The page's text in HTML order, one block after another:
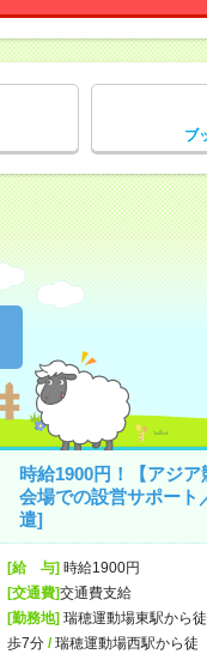
ブ
時給1900円！【アジ
会場での設営サポート
遣]
[給 与]時給1900円
[交通費]交通費支給
[勤務地]瑞穂運動場東駅から徒
歩7分/瑞穂運動場西駅から徒